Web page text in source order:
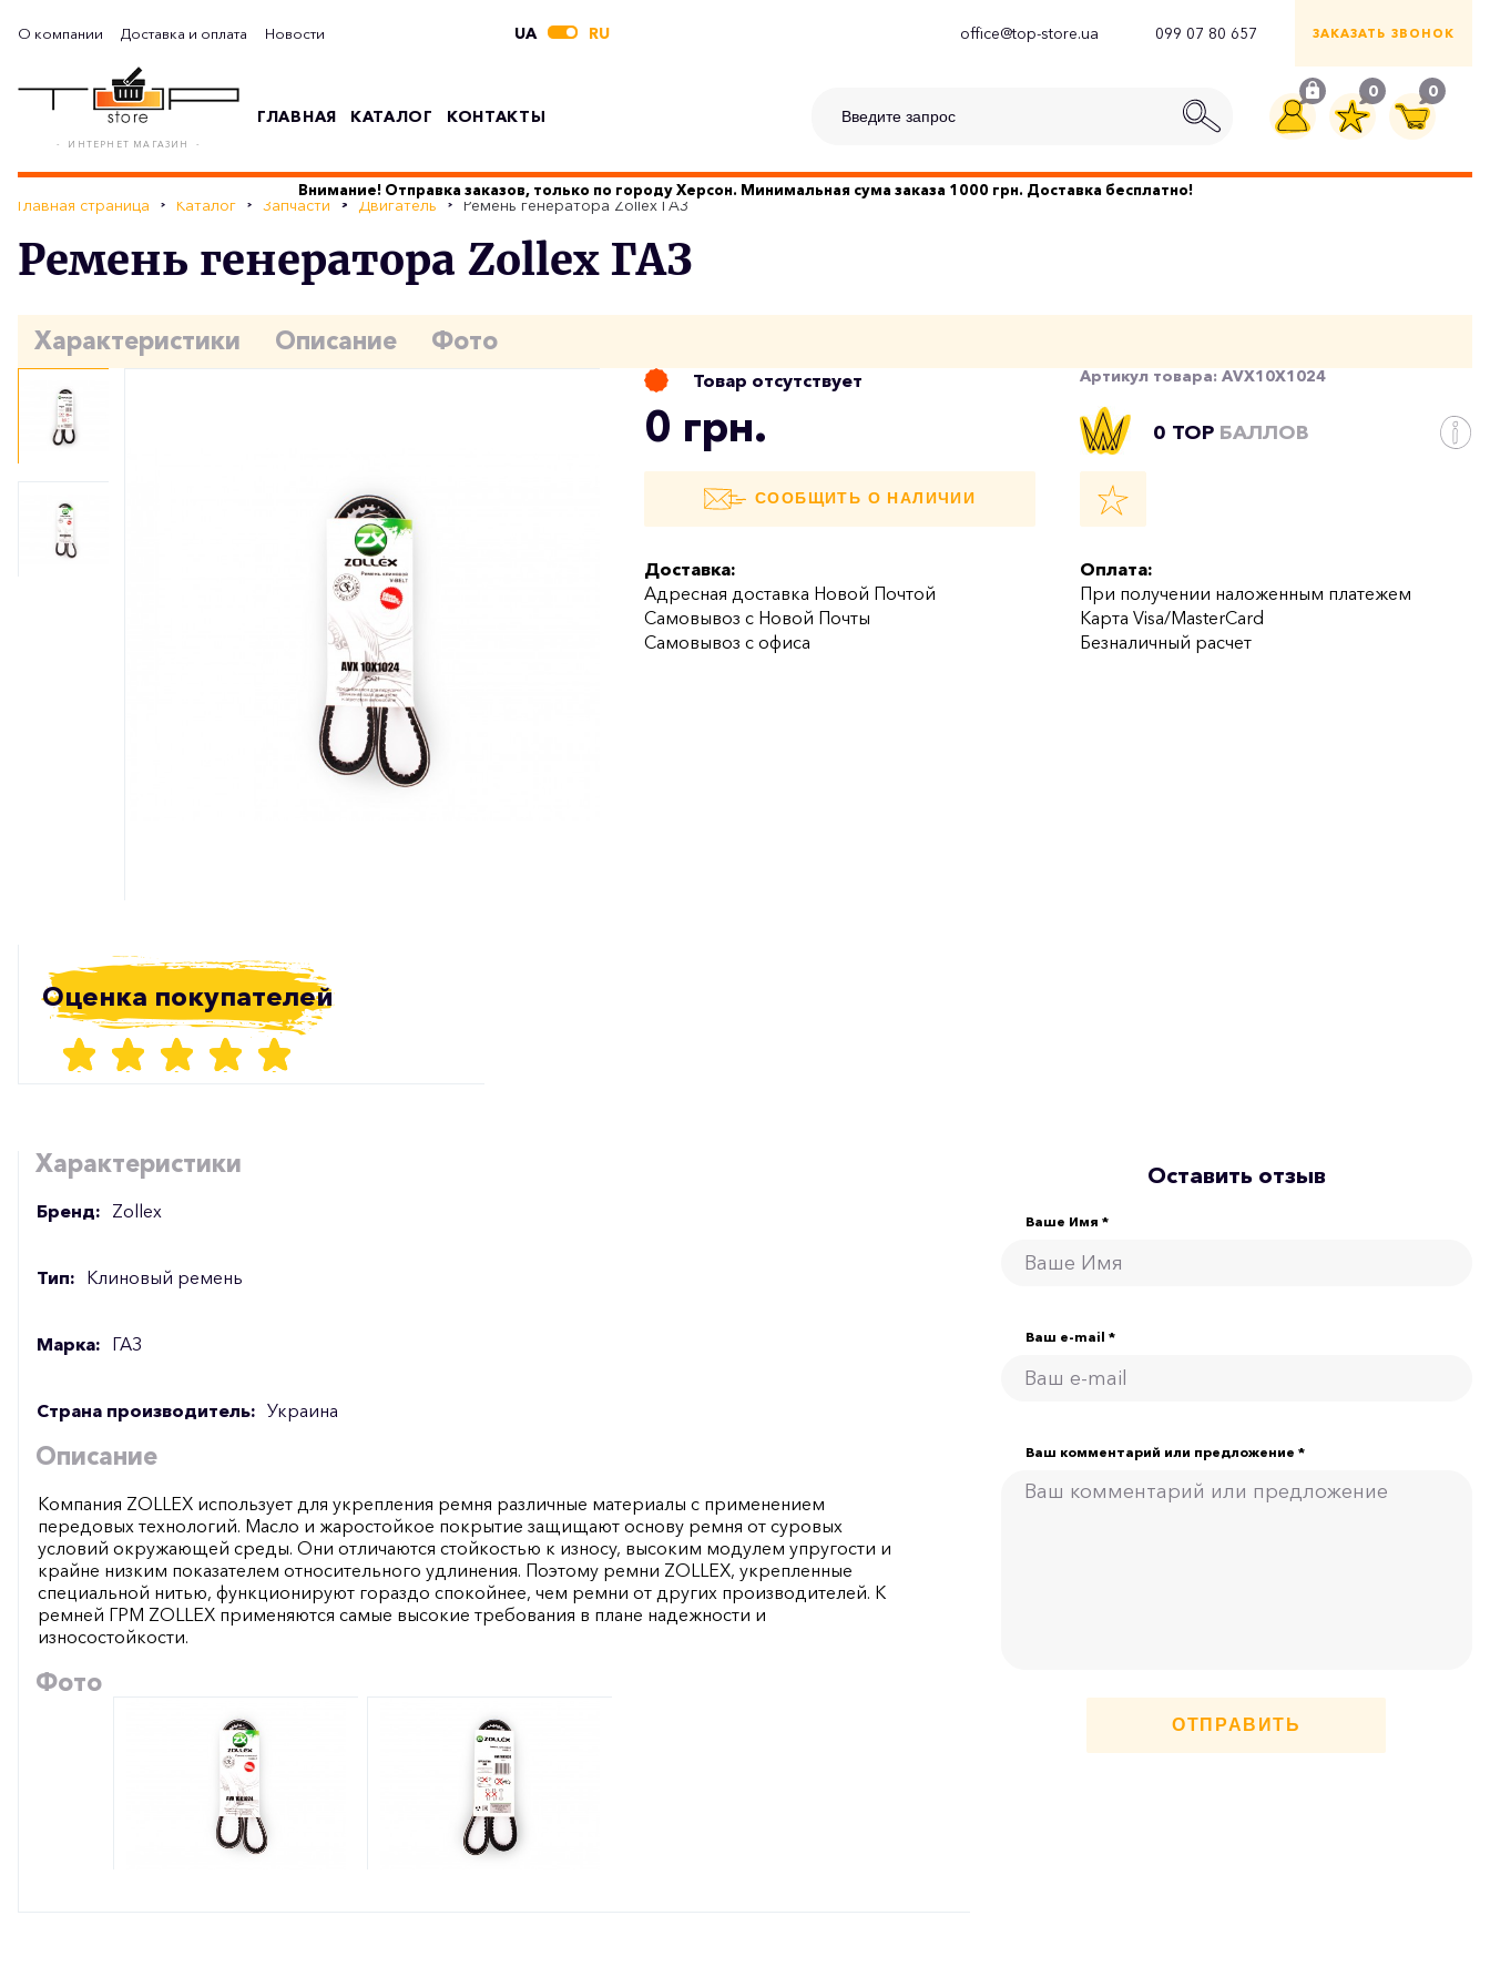
О компании Доставка и оплата Новости UA RU office@top-store.ua 099 07 80 657 ЗАКАЗАТЬ ЗВОНОК
- ИНТЕРНЕТ МАГАЗИН -
ГЛАВНАЯ КАТАЛОГ КОНТАКТЫ
0 0
Внимание! Отправка заказов, только по городу Херсон. Минимальная сума заказа 1000 грн. Доставка бесплатно!
Главная страница Каталог Запчасти Двигатель Ремень генератора Zollex ГАЗ
Ремень генератора Zollex ГАЗ
Характеристики Описание Фото
Товар отсутствует Артикул товара: AVX10X1024
0 грн. 0 TOP БАЛЛОВ
СООБЩИТЬ О НАЛИЧИИ
Доставка:
Адресная доставка Новой Почтой
Самовывоз с Новой Почты
Самовывоз с офиса
Оплата:
При получении наложенным платежем
Карта Visa/MasterCard
Безналичный расчет
Оценка покупателей
Характеристики
Бренд: Zollex
Тип: Клиновый ремень
Марка: ГАЗ
Страна производитель: Украина
Описание
Компания ZOLLEX использует для укрепления ремня различные материалы с применением
передовых технологий. Масло и жаростойкое покрытие защищают основу ремня от суровых
условий окружающей среды. Они отличаются стойкостью к износу, высоким модулем упругости и
крайне низким показателем относительного удлинения. Поэтому ремни ZOLLEX, укрепленные
специальной нитью, функционируют гораздо спокойнее, чем ремни от других производителей. К
ремней ГРМ ZOLLEX применяются самые высокие требования в плане надежности и
износостойкости.
Фото
Оставить отзыв
Ваше Имя *
Ваш e-mail *
Ваш комментарий или предложение *
ОТПРАВИТЬ